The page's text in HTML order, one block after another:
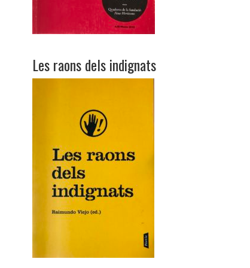
Les raons dels indignats